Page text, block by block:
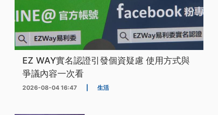
EZ WAY實名認證引發個資疑慮 使用方式與
爭議內容一次看
2026-08-04 16:47 生活